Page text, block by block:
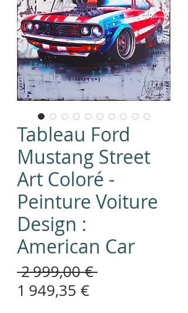
Tableau Ford
Mustang Street
Art Coloré -
Peinture Voiture
Design :
American Car
2 999,00 € Prix
1 949,35 €Prix